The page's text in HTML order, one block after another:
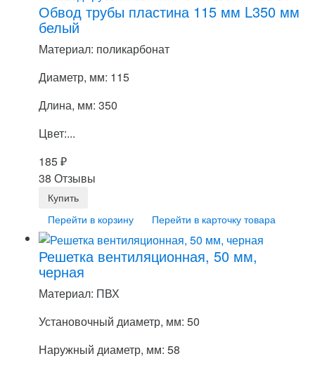
Обвод трубы пластина 115 мм L350 мм
белый
Материал: поликарбонат
Диаметр, мм: 115
Длина, мм: 350
Цвет:...
185₽
38 Отзывы
Перейти в корзину Перейти в карточку товара
Решетка вентиляционная, 50 мм,
черная
Материал: ПВХ
Установочный диаметр, мм: 50
Наружный диаметр, мм: 58